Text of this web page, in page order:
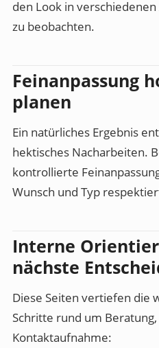
den Look in
zu beobachten.
Feinanpassung
planen
Ein natürliches Ergebnis
hektisches Nacharbeiten.
kontrollierte
Wunsch und Typ
Interne
nächste
Diese Seiten vertiefen die
Schritte rund um
Kontaktaufnahme: